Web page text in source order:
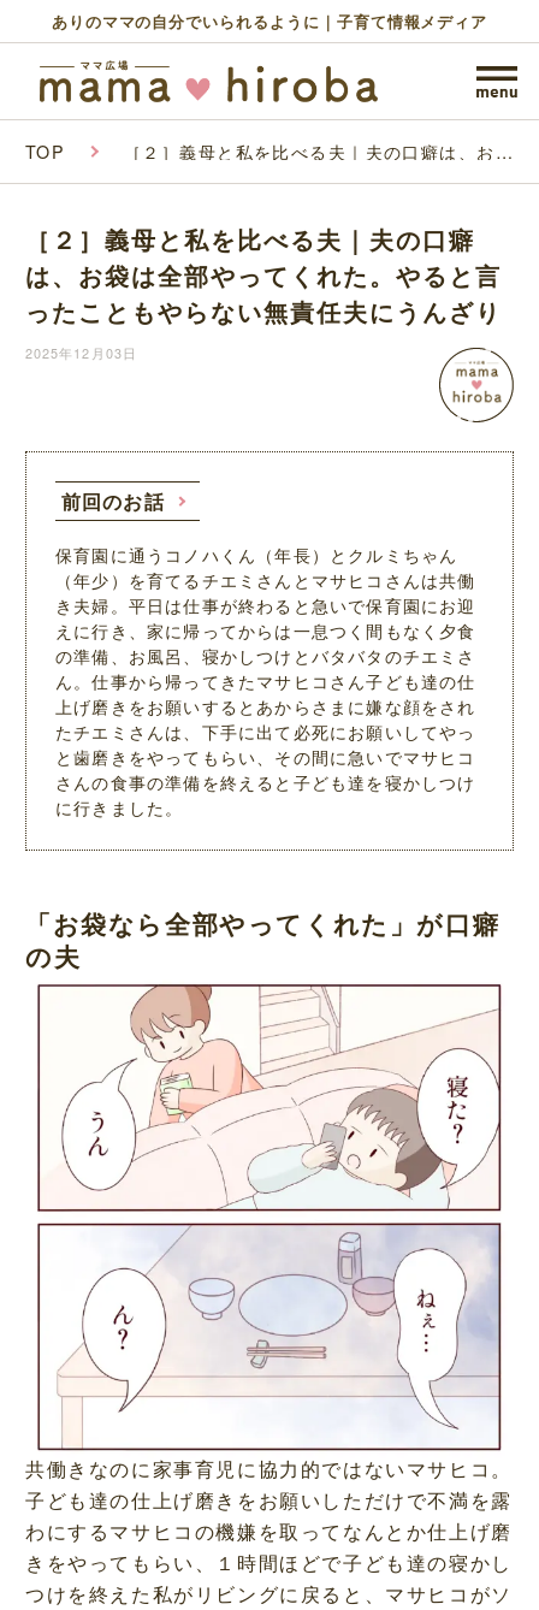
ありのママの自分でいられるように｜子育て情報メディア
TOP ［２］義母と私を比べる夫｜夫の口癖は、お袋
ない無責任夫にうんざり
［２］義母と私を比べる夫｜夫の口癖
は、お袋は全部やってくれた。やると言
ったこともやらない無責任夫にうんざり
2025年12月03日
前回のお話
保育園に通うコノハくん（年長）とクルミちゃん
（年少）を育てるチエミさんとマサヒコさんは共働
き夫婦。平日は仕事が終わると急いで保育園にお迎
えに行き、家に帰ってからは一息つく間もなく夕食
の準備、お風呂、寝かしつけとバタバタのチエミさ
ん。仕事から帰ってきたマサヒコさん子ども達の仕
上げ磨きをお願いするとあからさまに嫌な顔をされ
たチエミさんは、下手に出て必死にお願いしてやっ
と歯磨きをやってもらい、その間に急いでマサヒコ
さんの食事の準備を終えると子ども達を寝かしつけ
に行きました。
「お袋なら全部やってくれた」が口癖
の夫
/
L
o
a
d
e
d
:
5
3
%
共働きなのに家事育児に協力的ではないマサヒコ。
子ども達の仕上げ磨きをお願いしただけで不満を露
わにするマサヒコの機嫌を取ってなんとか仕上げ磨
きをやってもらい、１時間ほどで子ども達の寝かし
つけを終えた私がリビングに戻ると、マサヒコがソ